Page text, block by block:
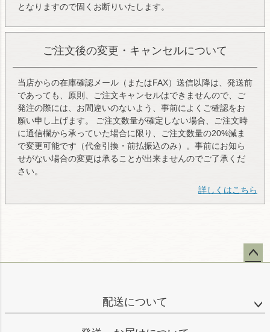
となりますので固くお断りいたします。
ご注文後の変更・キャンセルについて
当店からの在庫確認メール（またはFAX）送信以降は、発送前
であっても、原則、ご注文キャンセルはできませんので、ご
発注の際には、お間違いのないよう、事前によくご確認をお
願い申し上げます。 ご注文数量が確定しない場合、ご注文時
に通信欄から承っていた場合に限り、ご注文数量の20%減ま
で変更可能です（代金引換・前払振込のみ）。事前にお知ら
せがない場合の変更は承ることが出来ませんのでご了承くだ
さい。
詳しくはこちら
配送について